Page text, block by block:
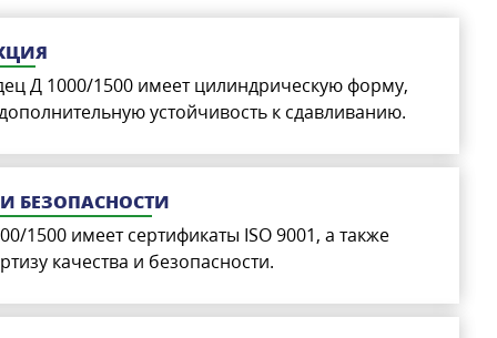
Д 1000/1500 имеет цилиндрическую форму,
устойчивость к сдавливанию.
БЕЗОПАСНОСТИ
1500 имеет сертификаты ISO 9001, а также
качества и безопасности.